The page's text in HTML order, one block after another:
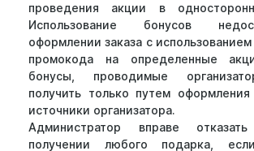
проведения акции в
Использование бонусов
оформлении заказа с использованием
промокода на определенные
бонусы, проводимые
получить только путем оформления
источники организатора.
Администратор вправе
получении любого подарка,